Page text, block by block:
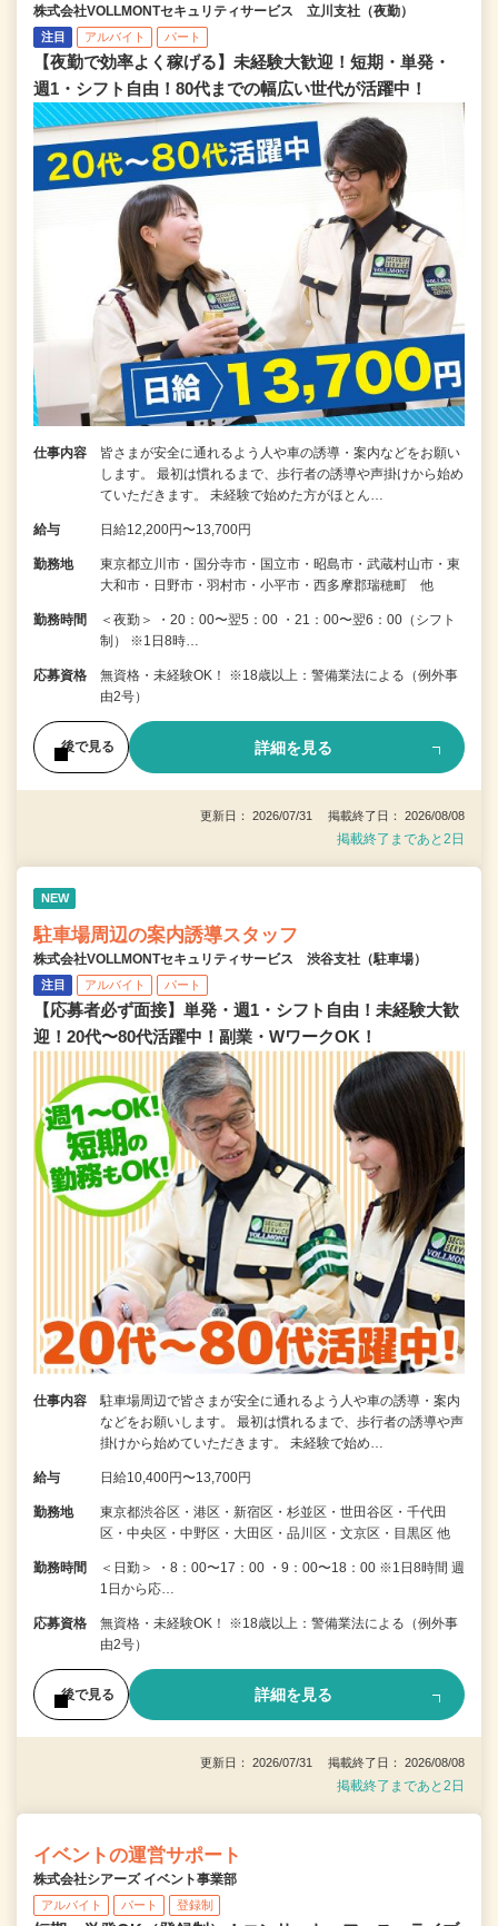
株式会社VOLLMONTセキュリティサービス 立川支社（夜勤）
注目 アルバイト パート
【夜勤で効率よく稼げる】未経験大歓迎！短期・単発・
週1・シフト自由！80代までの幅広い世代が活躍中！
仕事内容
皆さまが安全に通れるよう人や車の誘導・案内などをお願い
します。 最初は慣れるまで、歩行者の誘導や声掛けから始め
ていただきます。 未経験で始めた方がほとん…
給与 日給12,200円〜13,700円
勤務地
東京都立川市・国分寺市・国立市・昭島市・武蔵村山市・東
大和市・日野市・羽村市・小平市・西多摩郡瑞穂町 他
勤務時間
＜夜勤＞ ・20：00〜翌5：00 ・21：00〜翌6：00（シフト
制） ※1日8時…
応募資格
無資格・未経験OK！ ※18歳以上：警備業法による（例外事
由2号）
後で見る 詳細を見る
更新日： 2026/07/31 掲載終了日： 2026/08/08
掲載終了まであと2日
NEW
駐車場周辺の案内誘導スタッフ
株式会社VOLLMONTセキュリティサービス 渋谷支社（駐車場）
注目 アルバイト パート
【応募者必ず面接】単発・週1・シフト自由！未経験大歓
迎！20代〜80代活躍中！副業・WワークOK！
仕事内容
駐車場周辺で皆さまが安全に通れるよう人や車の誘導・案内
などをお願いします。 最初は慣れるまで、歩行者の誘導や声
掛けから始めていただきます。 未経験で始め…
給与 日給10,400円〜13,700円
勤務地
東京都渋谷区・港区・新宿区・杉並区・世田谷区・千代田
区・中央区・中野区・大田区・品川区・文京区・目黒区 他
勤務時間
＜日勤＞ ・8：00〜17：00 ・9：00〜18：00 ※1日8時間 週
1日から応…
応募資格
無資格・未経験OK！ ※18歳以上：警備業法による（例外事
由2号）
後で見る 詳細を見る
更新日： 2026/07/31 掲載終了日： 2026/08/08
掲載終了まであと2日
イベントの運営サポート
株式会社シアーズ イベント事業部
アルバイト パート 登録制